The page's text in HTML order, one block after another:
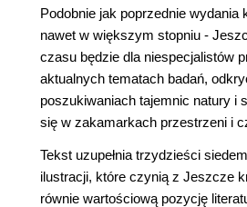
Podobnie jak poprzednie wydania
nawet w większym stopniu -
czasu będzie dla niespecjalistów
aktualnych tematach badań,
poszukiwaniach tajemnic natury i
się w zakamarkach przestrzeni i
Tekst uzupełnia trzydzieści
ilustracji, które czynią z Jeszcze
równie wartościową pozycję